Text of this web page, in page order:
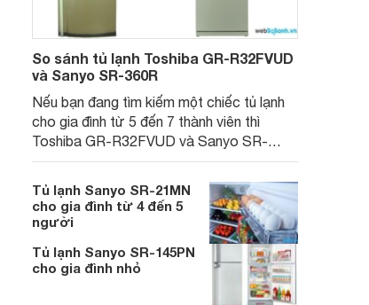
So sánh tủ lạnh Toshiba GR-R32FVUD
và Sanyo SR-360R
Nếu bạn đang tìm kiếm một chiếc tủ lạnh
cho gia đình từ 5 đến 7 thành viên thì
Toshiba GR-R32FVUD và Sanyo SR-
360R là hai sản phẩm bạn có thể tham
Tủ lạnh Sanyo SR-21MN
cho gia đình từ 4 đến 5
người
Tủ lạnh Sanyo SR-145PN
cho gia đình nhỏ